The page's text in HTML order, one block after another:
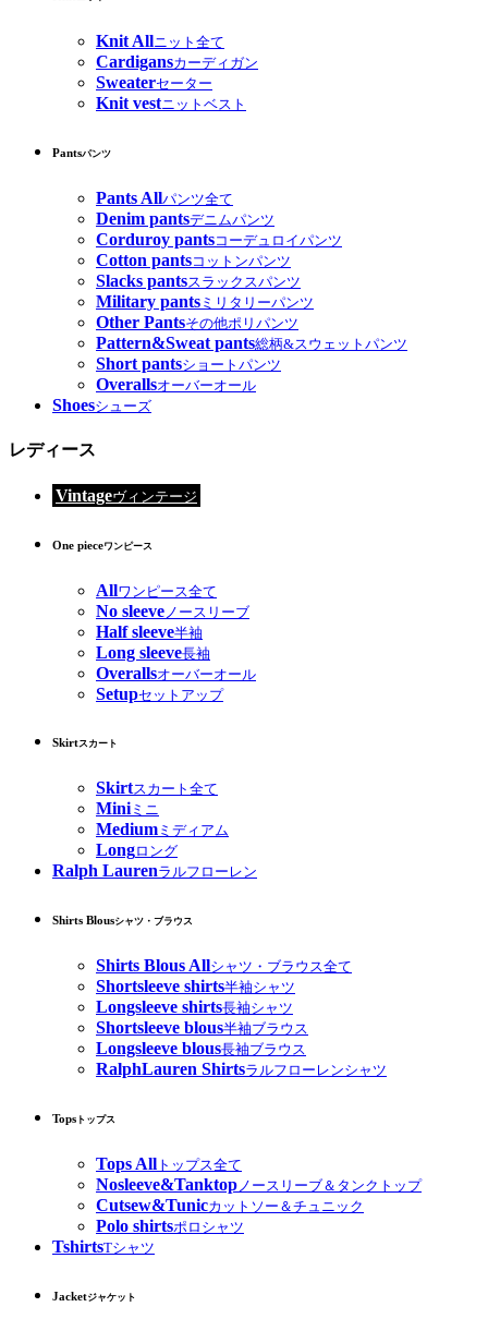
Knit Allニット全て
Cardigansカーディガン
Sweaterセーター
Knit vestニットベスト
Pantsパンツ
Pants Allパンツ全て
Denim pantsデニムパンツ
Corduroy pantsコーデュロイパンツ
Cotton pantsコットンパンツ
Slacks pantsスラックスパンツ
Military pants ミリタリーパンツ
Other Pantsその他ポリパンツ
Pattern&Sweat pants総柄&スウェットパンツ
Short pantsショートパンツ
Overallsオーバーオール
Shoesシューズ
レディース
Vintageヴィンテージ
One pieceワンピース
Allワンピース全て
No sleeve ノースリーブ
Half sleeve半袖
Long sleeve長袖
Overallsオーバーオール
Setupセットアップ
Skirtスカート
Skirtスカート全て
Miniミニ
Medium ミディアム
Longロング
Ralph Laurenラルフローレン
Shirts Blousシャツ・ブラウス
Shirts Blous Allシャツ・ブラウス全て
Shortsleeve shirts半袖シャツ
Longsleeve shirts長袖シャツ
Shortsleeve blous半袖ブラウス
Longsleeve blous長袖ブラウス
RalphLauren Shirtsラルフローレンシャツ
Tops トップス
Tops All トップス全て
Nosleeve&Tanktopノースリーブ＆タンクトップ
Cutsew&Tunicカットソー＆チュニック
Polo shirtsポロシャツ
TshirtsTシャツ
Jacketジャケット